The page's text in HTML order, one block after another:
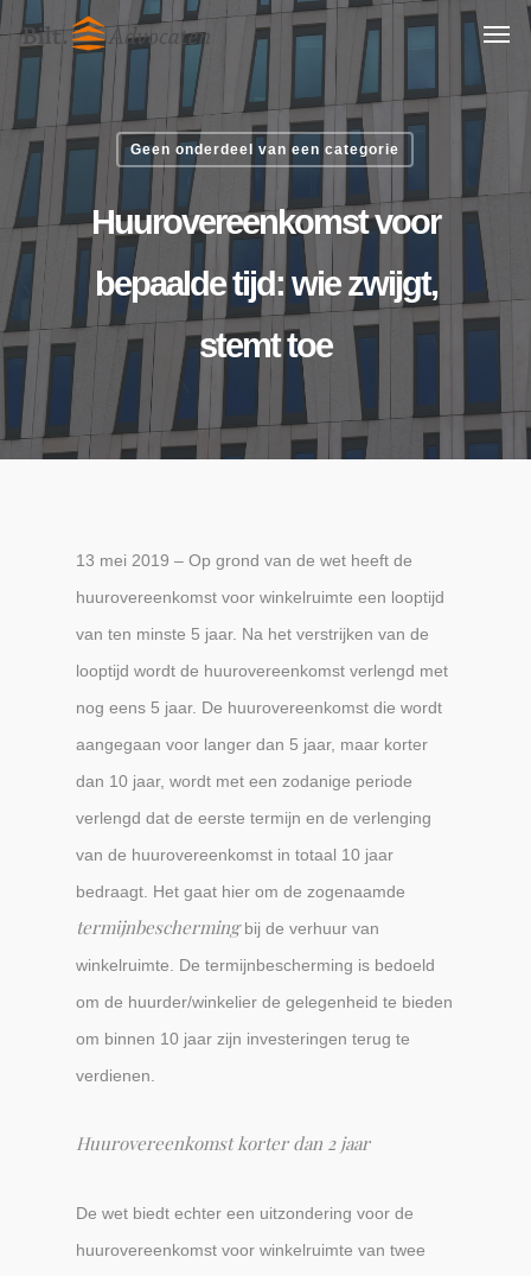
Skip
content
Geen onderdeel van een categorie
Huurovereenkomst voor
bepaalde tijd: wie zwijgt,
stemt toe
13 mei 2019 – Op grond van de wet heeft de
huurovereenkomst voor winkelruimte een looptijd
van ten minste 5 jaar. Na het verstrijken van de
looptijd wordt de huurovereenkomst verlengd met
nog eens 5 jaar. De huurovereenkomst die wordt
aangegaan voor langer dan 5 jaar, maar korter
dan 10 jaar, wordt met een zodanige periode
verlengd dat de eerste termijn en de verlenging
van de huurovereenkomst in totaal 10 jaar
bedraagt. Het gaat hier om de zogenaamde
termijnbeschermingbij de verhuur van
winkelruimte. De termijnbescherming is bedoeld
om de huurder/winkelier de gelegenheid te bieden
om binnen 10 jaar zijn investeringen terug te
verdienen.
Huurovereenkomst korter dan 2 jaar
De wet biedt echter een uitzondering voor de
huurovereenkomst voor winkelruimte van twee